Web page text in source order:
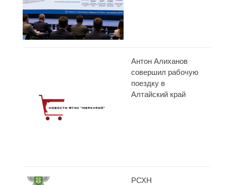
Антон Алиханов
совершил рабочую
поездку в
Алтайский край
РСХН